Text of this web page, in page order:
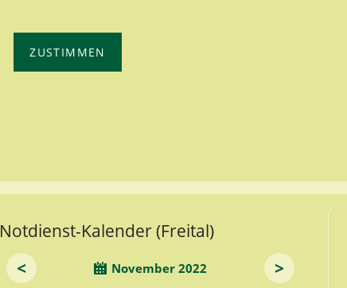
ZUSTIMMEN
Notdienst-Kalender (Freital)
<
November 2022 >